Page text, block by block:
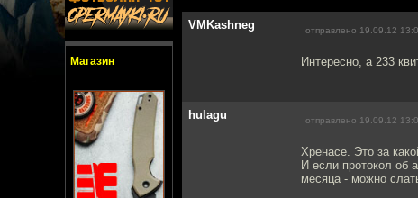
Магазин
VMKashneg отправлено 19.09.12
Интересно, а 233
hulagu отправлено 19.09.12
Хренасе. Это за
И если протокол об
месяца - можно